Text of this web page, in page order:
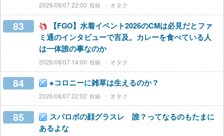
2026/08/07 22:00 オタク
83
【FGO】水着イベント2026のCMは必見だとファ
ミ通のインタビューで言及。カレーを食べている人
は一体誰の事なのか
2026/08/07 14:00 オタク
84 ※コロニーに雑草は生えるのか？
2026/08/07 22:02 オタク
85
スパロボの顔グラスレ 誰？ってなるのもたまに
あるよな